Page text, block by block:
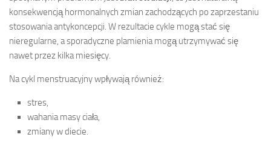
konsekwencją hormonalnych zmian zachodzących po zaprzestaniu
stosowania antykoncepcji. W rezultacie cykle mogą stać się
nieregularne, a sporadyczne plamienia mogą utrzymywać się
nawet przez kilka miesięcy.
Na cykl menstruacyjny wpływają również:
stres,
wahania masy ciała,
zmiany w diecie.